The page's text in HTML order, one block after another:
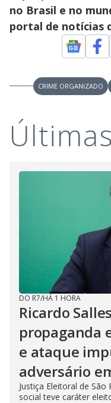
no Brasil e no
portal de notícias
CRIME ORGANIZADO
Últimas
DO R7/HÁ 1 HORA
Ricardo
propaganda
e ataque
adversário
Justiça Eleitoral de
social teve caráter